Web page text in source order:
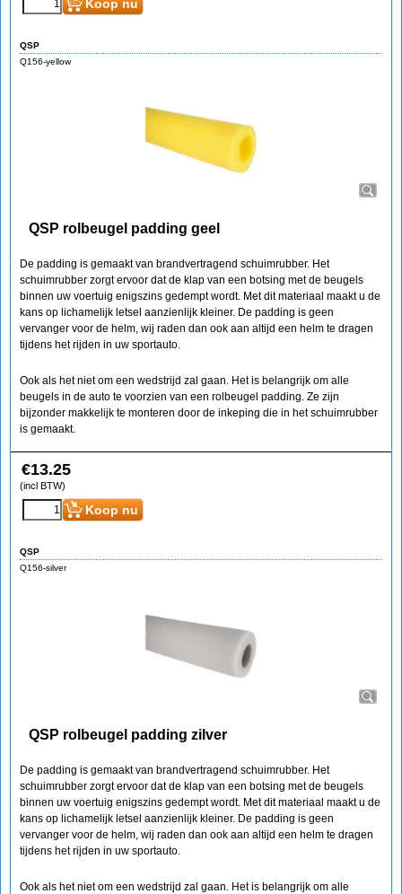
Koop nu
QSP
Q156-yellow
QSP rolbeugel padding geel
De padding is gemaakt van brandvertragend schuimrubber. Het
schuimrubber zorgt ervoor dat de klap van een botsing met de beugels
binnen uw voertuig enigszins gedempt wordt. Met dit materiaal maakt u de
kans op lichamelijk letsel aanzienlijk kleiner. De padding is geen
vervanger voor de helm, wij raden dan ook aan altijd een helm te dragen
tijdens het rijden in uw sportauto.
Ook als het niet om een wedstrijd zal gaan. Het is belangrijk om alle
beugels in de auto te voorzien van een rolbeugel padding. Ze zijn
bijzonder makkelijk te monteren door de inkeping die in het schuimrubber
is gemaakt.
€13.25
(incl BTW)
Koop nu
QSP
Q156-silver
QSP rolbeugel padding zilver
De padding is gemaakt van brandvertragend schuimrubber. Het
schuimrubber zorgt ervoor dat de klap van een botsing met de beugels
binnen uw voertuig enigszins gedempt wordt. Met dit materiaal maakt u de
kans op lichamelijk letsel aanzienlijk kleiner. De padding is geen
vervanger voor de helm, wij raden dan ook aan altijd een helm te dragen
tijdens het rijden in uw sportauto.
Ook als het niet om een wedstrijd zal gaan. Het is belangrijk om alle